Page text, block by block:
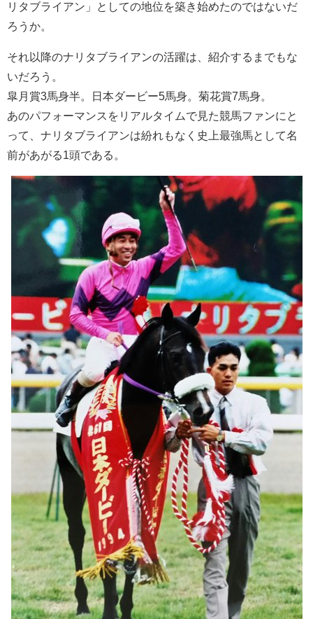
リタブライアン」としての地位を築き始めたのではないだ
ろうか。
それ以降のナリタブライアンの活躍は、紹介するまでもな
いだろう。
皐月賞3馬身半。日本ダービー5馬身。菊花賞7馬身。
あのパフォーマンスをリアルタイムで見た競馬ファンにと
って、ナリタブライアンは紛れもなく史上最強馬として名
前があがる1頭である。